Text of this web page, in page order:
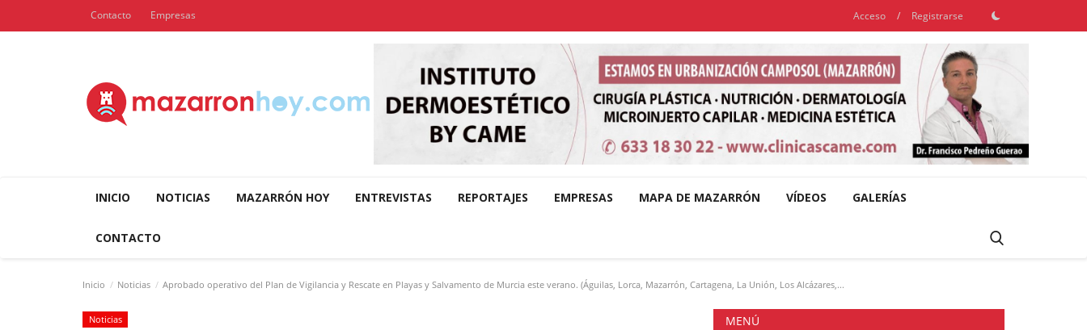
Contacto Empresas Acceso / Registrarse
INICIO NOTICIAS MAZARRÓN HOY ENTREVISTAS REPORTAJES EMPRESAS MAPA DE MAZARRÓN VÍDEOS GALERÍAS
CONTACTO
Inicio Noticias Aprobado operativo del Plan de Vigilancia y Rescate en Playas y Salvamento de Murcia este verano. (Águilas, Lorca, Mazarrón, Cartagena, La Unión, Los Alcázares,...
Noticias MENÚ